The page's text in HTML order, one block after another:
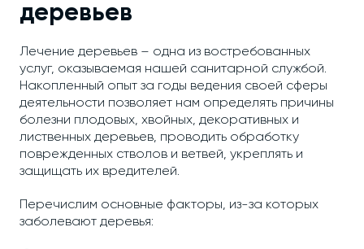
деревьев
Лечение деревьев – одна из востребованных
услуг, оказываемая нашей санитарной службой.
Накопленный опыт за годы ведения своей сферы
деятельности позволяет нам определять причины
болезни плодовых, хвойных, декоративных и
лиственных деревьев, проводить обработку
поврежденных стволов и ветвей, укреплять и
защищать их вредителей.
Перечислим основные факторы, из-за которых
заболевают деревья: